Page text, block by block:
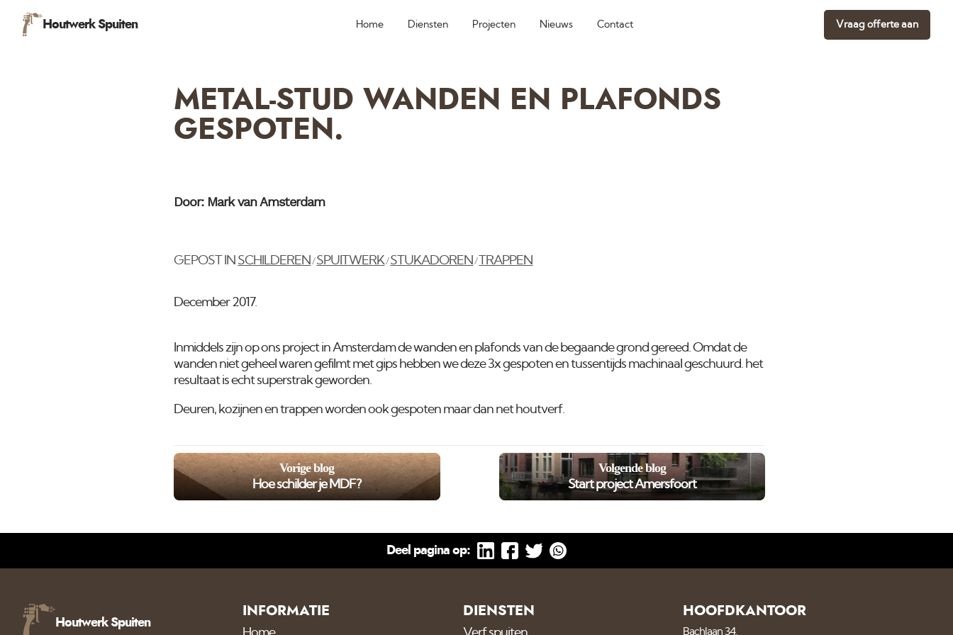
Houtwerk Spuiten Home Diensten Projecten Nieuws Contact Vraag offerte aan
METAL-STUD WANDEN EN PLAFONDS
GESPOTEN.
Door: Mark van Amsterdam
GEPOST IN SCHILDEREN /SPUITWERK/STUKADOREN / TRAPPEN
December 2017.
Inmiddels zijn op ons project in Amsterdam de wanden en plafonds van de begaande grond gereed. Omdat de
wanden niet geheel waren gefilmt met gips hebben we deze 3x gespoten en tussentijds machinaal geschuurd. het
resultaat is echt superstrak geworden.
Deuren, kozijnen en trappen worden ook gespoten maar dan net houtverf.
Vorige blog
Hoe schilder je MDF?
Volgende blog
Start project Amersfoort
Deel pagina op:
Houtwerk Spuiten
INFORMATIE DIENSTEN HOOFDKANTOOR
Bachlaan 34,